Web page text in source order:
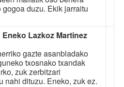
duzu. Ekik jarraitu
Eneko Lazkoz Martinez
gazte asanbladako
txosnako txandak
zuk zerbitzari
nahi dituzu. Eneko, zuk ez.